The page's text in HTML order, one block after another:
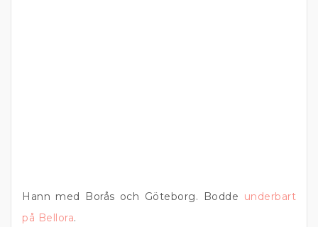
Hann med Borås och Göteborg. Bodde underbart
på Bellora.